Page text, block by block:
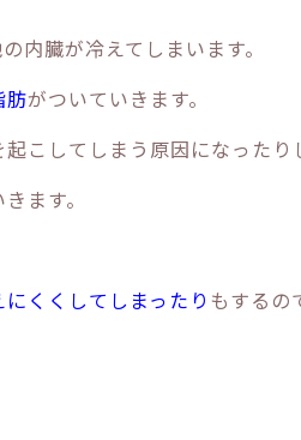
内臓が冷えてしまいます。
肪がついていきます。
こしてしまう原因になったり
ます。
くくしてしまったり もするの